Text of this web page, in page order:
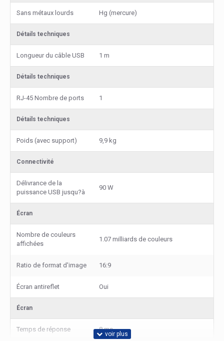
Sans métaux lourds Hg (mercure)
Détails techniques
Longueur du câble USB 1 m
Détails techniques
RJ-45 Nombre de ports 1
Détails techniques
Poids (avec support) 9,9 kg
Connectivité
Délivrance de la
puissance USB jusqu?à
90 W
Écran
Nombre de couleurs
affichées
1.07 milliards de couleurs
Ratio de format d'image 16:9
Écran antireflet Oui
Écran
Temps de réponse 8 ms